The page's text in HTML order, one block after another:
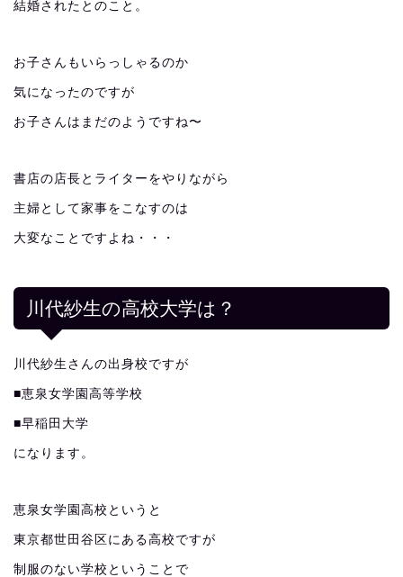
結婚されたとのこと。
お子さんもいらっしゃるのか
気になったのですが
お子さんはまだのようですね〜
書店の店長とライターをやりながら
主婦として家事をこなすのは
大変なことですよね・・・
川代紗生の高校大学は？
川代紗生さんの出身校ですが
■恵泉女学園高等学校
■早稲田大学
になります。
恵泉女学園高校というと
東京都世田谷区にある高校ですが
制服のない学校ということで